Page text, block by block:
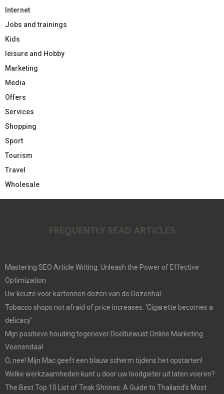
Internet
Jobs and trainings
Kids
leisure and Hobby
Marketing
Media
Offers
Services
Shopping
Sport
Tourism
Travel
Wholesale
FREQUENTLY READ ARTICLES
Mastering SEO Article Writing: Unleash the Power of Effective
Optimization
Uw keuze voor kartonnen dozen van de Dozenhal
Tobacco shops not afraid of price increases: ‘Cigarette becomes a
delicacy’
Mijn positieve houding tegenover Doelbewust Online Marketing
Veenendaal
O, nee! Mijn Mac geeft een blauw scherm tijdens het opstarten!
Welke werkzaamheden kunt u door uw loodgieter uit laten voeren?
The Best Top 10 List of Teak Shrines: A Guide to Thailand’s Most